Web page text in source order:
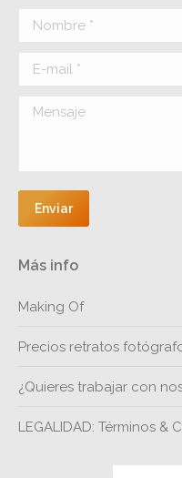
newnewnew
Nombre *
E-mail *
Mensaje
Enviar
Más info
Making Of
Precios retratos
¿Quieres trabajar con
LEGALIDAD: Términos &